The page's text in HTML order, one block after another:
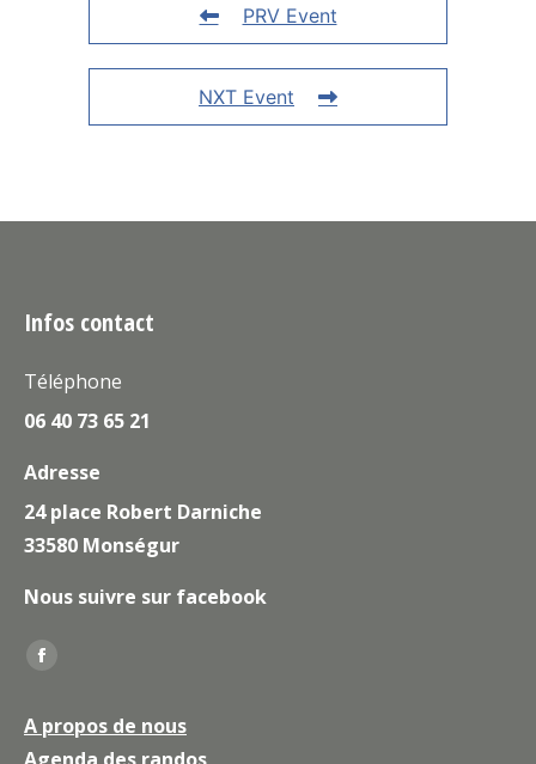
PRV Event
NXT Event
Infos contact
Téléphone
06 40 73 65 21
Adresse
24 place Robert Darniche
33580 Monségur
Nous suivre sur facebook
Trouvez nous sur :
La
Facebook
A propos de nous